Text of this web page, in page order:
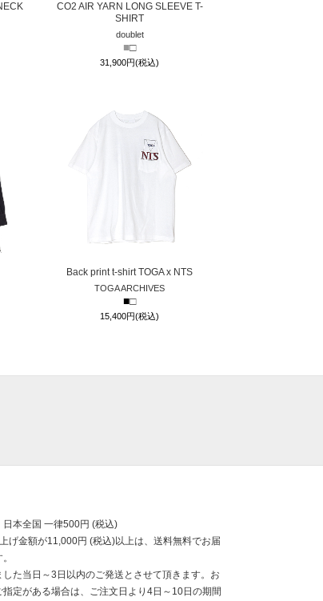
CO2 AIR YARN LONG SLEEVE T-
SHIRT
doublet
■□
31,900円(税込)
Back print t-shirt TOGA x NTS
TOGA ARCHIVES
■□
15,400円(税込)
本全国 一律500円 (税込)
げ金額が11,000円 (税込)以上は、送料無料でお届
した当日～3日以内のご発送とさせて頂きます。お
指定がある場合は、ご注文日より4日～10日の期間